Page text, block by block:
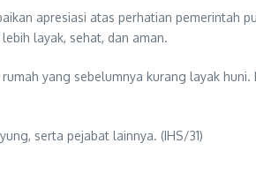
apresiasi atas perhatian pemerintah
layak, sehat, dan aman.
yang sebelumnya kurang layak
serta pejabat lainnya. (IHS/31)